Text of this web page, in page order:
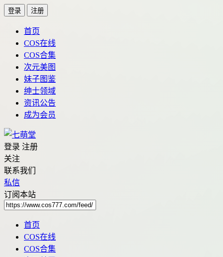
登录 注册
首页
COS在线
COS合集
次元美图
妹子图鉴
绅士领域
资讯公告
成为会员
登录 注册
关注
联系我们
私信
订阅本站
首页
COS在线
COS合集